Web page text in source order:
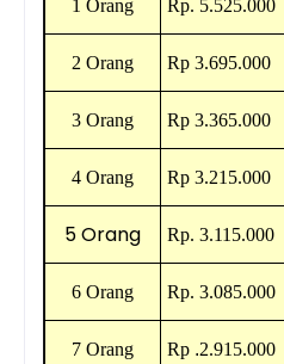
1 Orang Rp. 5.525.000
2 Orang Rp 3.695.000
3 Orang Rp 3.365.000
4 Orang Rp 3.215.000
5 Orang Rp. 3.115.000
6 Orang Rp. 3.085.000
7 Orang Rp .2.915.000